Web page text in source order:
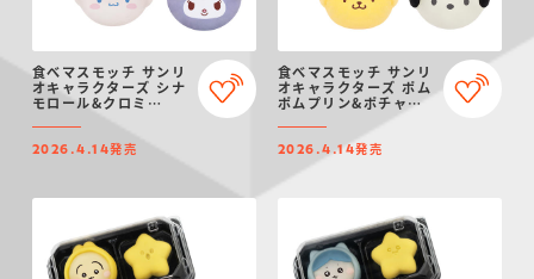
食べマスモッチ サンリ
オキャラクターズ シナ
モロール&クロミ
2026.4.14発売
食べマスモッチ サンリ
オキャラクターズ ポム
ポムプリン&ポチャッ
2026.4.14発売